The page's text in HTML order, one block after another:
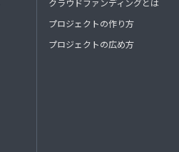
プロジェクトの作り方
プロジェクトの広め方